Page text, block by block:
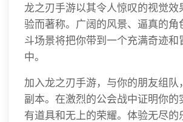
龙之刃手游以其令人惊叹的视觉效
验而著称。广阔的风景、逼真的角
斗场景将把你带到一个充满奇迹和
中。
加入龙之刃手游，与你的朋友组队
副本。在激烈的公会战中证明你的
有道具和无上的荣耀。体验无尽的